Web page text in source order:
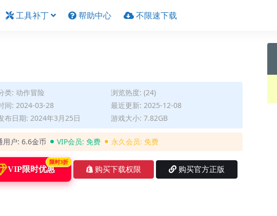
工具补丁 帮助中心 不限速下载
类: 动作冒险
浏览热度: (24)
间: 2024-03-28
最近更新: 2025-12-08
布日期: 2024年3月25日
游戏大小: 7.82GB
用户: 6.6金币 VIP会员: 免费 永久会员: 免费
VIP限时优惠
限时3折
购买下载权限 购买官方正版